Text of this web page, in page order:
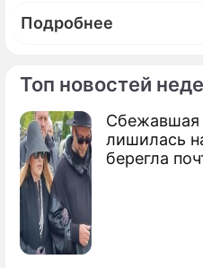
Топ новостей
Сбежавшая
лишилась
берегла
Подробнее
По теме
Россияне скупают
Названы самые
Самые дорогие